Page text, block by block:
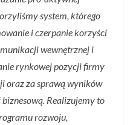
system, którego
i czerpanie korzyści
wewnętrznej i
rynkowej pozycji firmy
oraz za sprawą wyników
Realizujemy to
rozwoju,